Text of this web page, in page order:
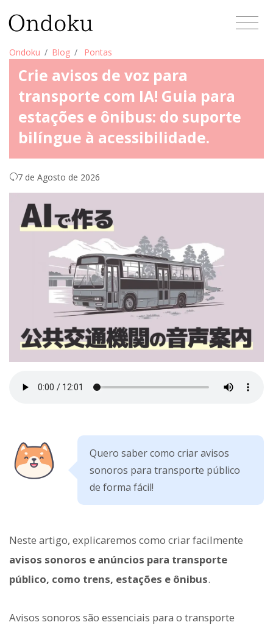
Ondoku Blog Pontas
Crie avisos de voz para
transporte com IA! Guia para
estações e ônibus: do suporte
bilíngue à acessibilidade.
7 de Agosto de 2026
Quero saber como criar avisos
sonoros para transporte público
de forma fácil!
Neste artigo, explicaremos como criar facilmente
avisos sonoros e anúncios para transporte
público, como trens, estações e ônibus.
Avisos sonoros são essenciais para o transporte